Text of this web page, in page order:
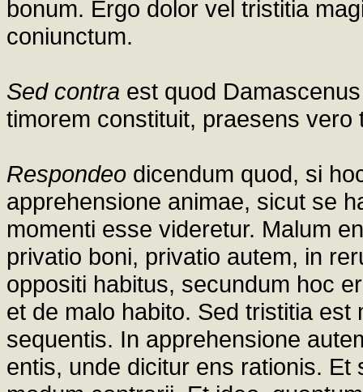
bonum. Ergo dolor vel tristitia
coniunctum.
Sed contra est quod
timorem constituit, praesens vero
Respondeo dicendum quod, si
apprehensione animae, sicut se
momenti esse videretur. Malum
privatio boni, privatio autem, in
oppositi habitus, secundum hoc
et de malo habito. Sed tristitia
sequentis. In apprehensione
entis, unde dicitur ens rationis.